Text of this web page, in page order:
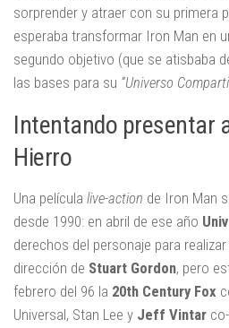
sorprender y atraer con su primera
esperaba transformar Iron Man en
segundo objetivo (que se atisbaba
las bases para su “Universo
Intentando presentar
Hierro
Una película live-action de Iron Man
desde 1990: en abril de ese año
derechos del personaje para
dirección de Stuart Gordon, pero
febrero del 96 la 20th Century Fox
Universal, Stan Lee y Jeff Vintar